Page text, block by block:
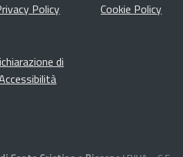
Policy Cookie Policy
di